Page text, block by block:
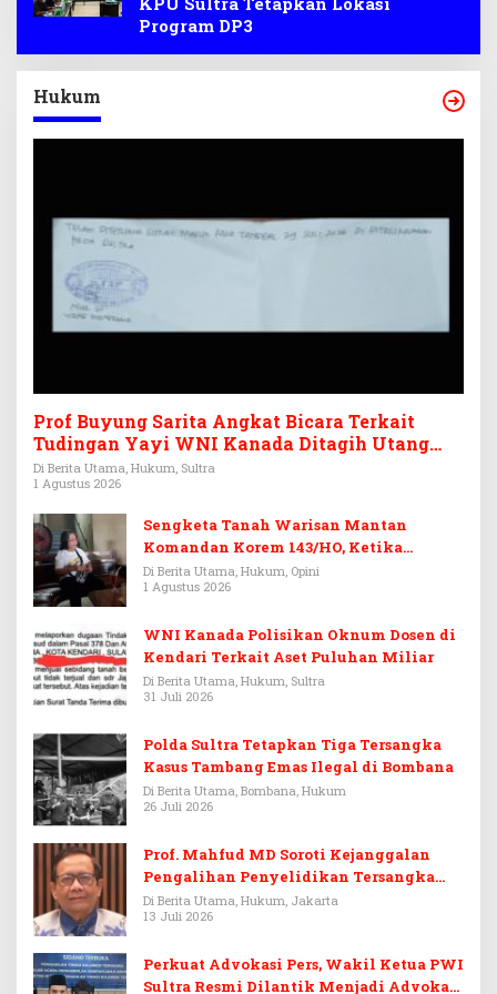
Program DP3
Hukum
Prof Buyung Sarita Angkat Bicara Terkait
Tudingan Yayi WNI Kanada Ditagih Utang
Rp3,6 Miliar
Di Berita Utama, Hukum, Sultra
1 Agustus 2026
Sengketa Tanah Warisan Mantan
Komandan Korem 143/HO, Ketika
Warisan Menjadi Arena Pemerasan
Di Berita Utama, Hukum, Opini
1 Agustus 2026
WNI Kanada Polisikan Oknum Dosen di
Kendari Terkait Aset Puluhan Miliar
Di Berita Utama, Hukum, Sultra
31 Juli 2026
Polda Sultra Tetapkan Tiga Tersangka
Kasus Tambang Emas Ilegal di Bombana
Di Berita Utama, Bombana, Hukum
26 Juli 2026
Prof. Mahfud MD Soroti Kejanggalan
Pengalihan Penyelidikan Tersangka
Febrie Adriansyah
Di Berita Utama, Hukum, Jakarta
13 Juli 2026
Perkuat Advokasi Pers, Wakil Ketua PWI
Sultra Resmi Dilantik Menjadi Advokat